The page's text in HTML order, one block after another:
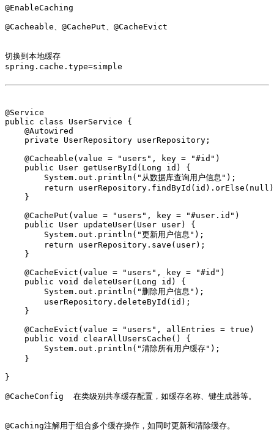
@EnableCaching
@Cacheable、@CachePut、@CacheEvict
切换到本地缓存
spring.cache.type=simple
@Service
public class UserService {
    @Autowired
    private UserRepository userRepository;
    @Cacheable(value = "users", key = "#id")
    public User getUserById(Long id) {
        System.out.println("从数据库查询用户信息");
return
    }
    @CachePut(value = "users", key = "#user.id")
    public User updateUser(User user) {
        System.out.println("更新用户信息");
        return userRepository.save(user);
    }
    @CacheEvict(value = "users", key = "#id")
    public void deleteUser(Long id) {
        System.out.println("删除用户信息");
        userRepository.deleteById(id);
    }
    @CacheEvict(value = "users", allEntries = true)
    public void clearAllUsersCache() {
        System.out.println("清除所有用户缓存");
    }
}
@CacheConfig  在类级别共享缓存配置，如缓存名称、键生成器等。
@Caching注解用于组合多个缓存操作，如同时更新和清除缓存。